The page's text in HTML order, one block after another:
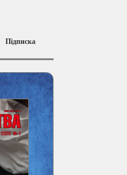
Підписка